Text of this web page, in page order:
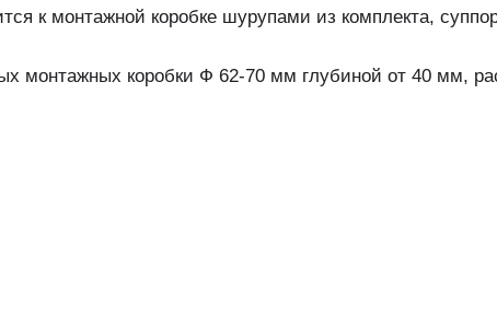
к монтажной коробке шурупами из комплекта,
монтажных коробки Ф 62-70 мм глубиной от 40 мм,